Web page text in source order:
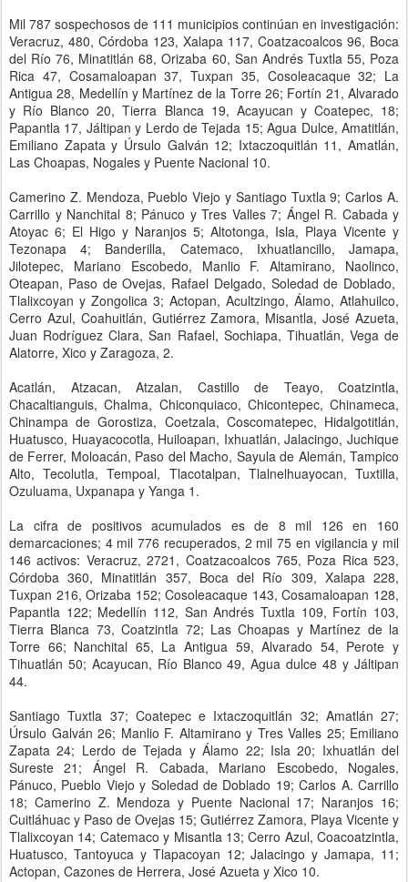
Mil 787 sospechosos de 111 municipios continúan en investigación:
Veracruz, 480, Córdoba 123, Xalapa 117, Coatzacoalcos 96, Boca
del Río 76, Minatitlán 68, Orizaba 60, San Andrés Tuxtla 55, Poza
Rica 47, Cosamaloapan 37, Tuxpan 35, Cosoleacaque 32; La
Antigua 28, Medellín y Martínez de la Torre 26; Fortín 21, Alvarado
y Río Blanco 20, Tierra Blanca 19, Acayucan y Coatepec, 18;
Papantla 17, Jáltipan y Lerdo de Tejada 15; Agua Dulce, Amatitlán,
Emiliano Zapata y Úrsulo Galván 12; Ixtaczoquitlán 11, Amatlán,
Las Choapas, Nogales y Puente Nacional 10.
Camerino Z. Mendoza, Pueblo Viejo y Santiago Tuxtla 9; Carlos A.
Carrillo y Nanchital 8; Pánuco y Tres Valles 7; Ángel R. Cabada y
Atoyac 6; El Higo y Naranjos 5; Altotonga, Isla, Playa Vicente y
Tezonapa 4; Banderilla, Catemaco, Ixhuatlancillo, Jamapa,
Jilotepec, Mariano Escobedo, Manlio F. Altamirano, Naolinco,
Oteapan, Paso de Ovejas, Rafael Delgado, Soledad de Doblado,
Tlalixcoyan y Zongolica 3; Actopan, Acultzingo, Álamo, Atlahuilco,
Cerro Azul, Coahuitlán, Gutiérrez Zamora, Misantla, José Azueta,
Juan Rodríguez Clara, San Rafael, Sochiapa, Tihuatlán, Vega de
Alatorre, Xico y Zaragoza, 2.
Acatlán, Atzacan, Atzalan, Castillo de Teayo, Coatzintla,
Chacaltianguis, Chalma, Chiconquiaco, Chicontepec, Chinameca,
Chinampa de Gorostiza, Coetzala, Coscomatepec, Hidalgotitlán,
Huatusco, Huayacocotla, Huiloapan, Ixhuatlán, Jalacingo, Juchique
de Ferrer, Moloacán, Paso del Macho, Sayula de Alemán, Tampico
Alto, Tecolutla, Tempoal, Tlacotalpan, Tlalnelhuayocan, Tuxtilla,
Ozuluama, Uxpanapa y Yanga 1.
La cifra de positivos acumulados es de 8 mil 126 en 160
demarcaciones; 4 mil 776 recuperados, 2 mil 75 en vigilancia y mil
146 activos: Veracruz, 2721, Coatzacoalcos 765, Poza Rica 523,
Córdoba 360, Minatitlán 357, Boca del Río 309, Xalapa 228,
Tuxpan 216, Orizaba 152; Cosoleacaque 143, Cosamaloapan 128,
Papantla 122; Medellín 112, San Andrés Tuxtla 109, Fortín 103,
Tierra Blanca 73, Coatzintla 72; Las Choapas y Martínez de la
Torre 66; Nanchital 65, La Antigua 59, Alvarado 54, Perote y
Tihuatlán 50; Acayucan, Río Blanco 49, Agua dulce 48 y Jáltipan
44.
Santiago Tuxtla 37; Coatepec e Ixtaczoquitlán 32; Amatlán 27;
Úrsulo Galván 26; Manlio F. Altamirano y Tres Valles 25; Emiliano
Zapata 24; Lerdo de Tejada y Álamo 22; Isla 20; Ixhuatlán del
Sureste 21; Ángel R. Cabada, Mariano Escobedo, Nogales,
Pánuco, Pueblo Viejo y Soledad de Doblado 19; Carlos A. Carrillo
18; Camerino Z. Mendoza y Puente Nacional 17; Naranjos 16;
Cuitláhuac y Paso de Ovejas 15; Gutiérrez Zamora, Playa Vicente y
Tlalixcoyan 14; Catemaco y Misantla 13; Cerro Azul, Coacoatzintla,
Huatusco, Tantoyuca y Tlapacoyan 12; Jalacingo y Jamapa, 11;
Actopan, Cazones de Herrera, José Azueta y Xico 10.